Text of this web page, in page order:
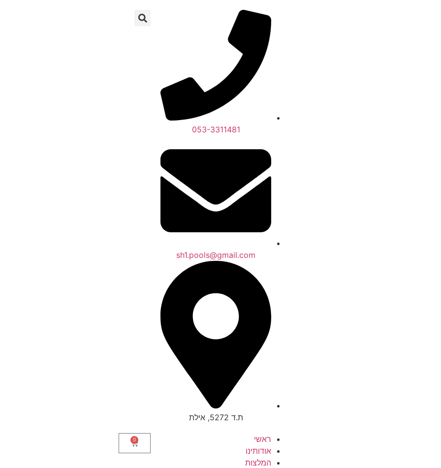
053-3311481
sh1.pools@gmail.com
ת.ד 5272, אילת
ראשי
אודותינו
המלצות
0